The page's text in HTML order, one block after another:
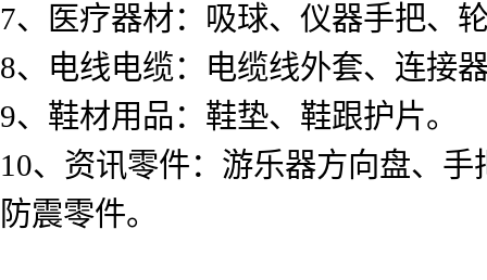
7、医疗器材：吸球、仪器手把、
8、电线电缆：电缆线外套、连接
9、鞋材用品：鞋垫、鞋跟护片。
10、资讯零件：游乐器方向盘、
防震零件。